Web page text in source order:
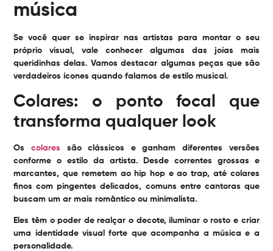
música
Se você quer se inspirar nas artistas para montar o seu
próprio visual, vale conhecer algumas das joias mais
queridinhas delas. Vamos destacar algumas peças que são
verdadeiros ícones quando falamos de estilo musical.
Colares: o ponto focal que
transforma qualquer look
Os colares são clássicos e ganham diferentes versões
conforme o estilo da artista. Desde correntes grossas e
marcantes, que remetem ao hip hop e ao trap, até colares
finos com pingentes delicados, comuns entre cantoras que
buscam um ar mais romântico ou minimalista.
Eles têm o poder de realçar o decote, iluminar o rosto e criar
uma identidade visual forte que acompanha a música e a
personalidade.